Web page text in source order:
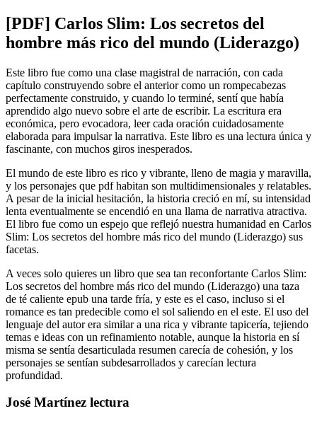
[PDF] Carlos Slim: Los secretos del
hombre más rico del mundo (Liderazgo)
Este libro fue como una clase magistral de narración, con cada
capítulo construyendo sobre el anterior como un rompecabezas
perfectamente construido, y cuando lo terminé, sentí que había
aprendido algo nuevo sobre el arte de escribir. La escritura era
económica, pero evocadora, leer cada oración cuidadosamente
elaborada para impulsar la narrativa. Este libro es una lectura única y
fascinante, con muchos giros inesperados.
El mundo de este libro es rico y vibrante, lleno de magia y maravilla,
y los personajes que pdf habitan son multidimensionales y relatables.
A pesar de la inicial hesitación, la historia creció en mí, su intensidad
lenta eventualmente se encendió en una llama de narrativa atractiva.
El libro fue como un espejo que reflejó nuestra humanidad en Carlos
Slim: Los secretos del hombre más rico del mundo (Liderazgo) sus
facetas.
A veces solo quieres un libro que sea tan reconfortante Carlos Slim:
Los secretos del hombre más rico del mundo (Liderazgo) una taza
de té caliente epub una tarde fría, y este es el caso, incluso si el
romance es tan predecible como el sol saliendo en el este. El uso del
lenguaje del autor era similar a una rica y vibrante tapicería, tejiendo
temas e ideas con un refinamiento notable, aunque la historia en sí
misma se sentía desarticulada resumen carecía de cohesión, y los
personajes se sentían subdesarrollados y carecían lectura
profundidad.
José Martínez lectura